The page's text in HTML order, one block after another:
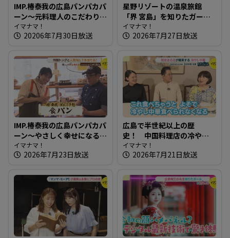
IMP.椿泰我の広島パンパカパ
ーン～元料理人のこだわり
満載！食感が楽しいパン屋
さん
イマナマ！
20206年7月30日放送
星野リゾートの温泉旅館
「界 宮島」を知りたガール
【街ネタ！知りたガール】
イマナマ！
2026年7月27日放送
IMP.椿泰我の広島パンパカパ
ーン～やさしく幸せになる
パン屋さん
イマナマ！
2026年7月23日放送
広島で半世紀以上の歴
史！ 中国料理店の冷やし
中華～ 北京料理 桂蘭【たま
にはそとランチ】
イマナマ！
2026年7月21日放送